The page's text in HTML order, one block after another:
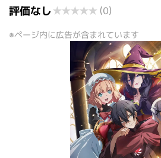
評価なし★★★★★ (0)
※ページ内に広告が含まれています